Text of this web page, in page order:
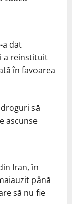
a dat
a reinstituit
în favoarea
să
ascunse
Iran, în
până
să nu fie